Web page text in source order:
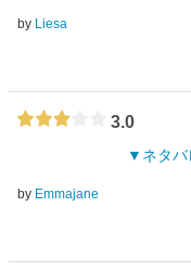
by Liesa
3.0
ネタ
by Emmajane